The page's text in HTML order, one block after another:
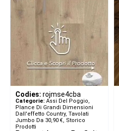
Codies: rojmse4cba
Categorie: Assi Del Poggio,
Plance Di Grandi Dimensioni
Dall'effetto Country, Tavolati
Jumbo Da 30,90 €, Storico
Prodotti